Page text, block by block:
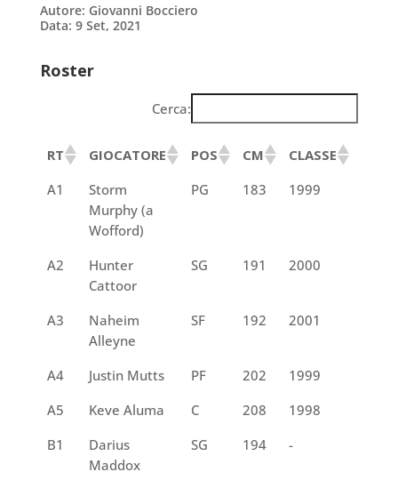
Autore: Giovanni Bocciero
Data: 9 Set, 2021
Roster
Cerca:
RT GIOCATORE POS CM CLASSE
A1
Storm
Murphy (a
Wofford)
PG 183 1999
A2
Hunter
Cattoor
SG 191 2000
A3
Naheim
Alleyne
SF 192 2001
A4 Justin Mutts PF 202 1999
A5
Keve Aluma C 208 1998
B1
Darius
Maddox
SG 194 -